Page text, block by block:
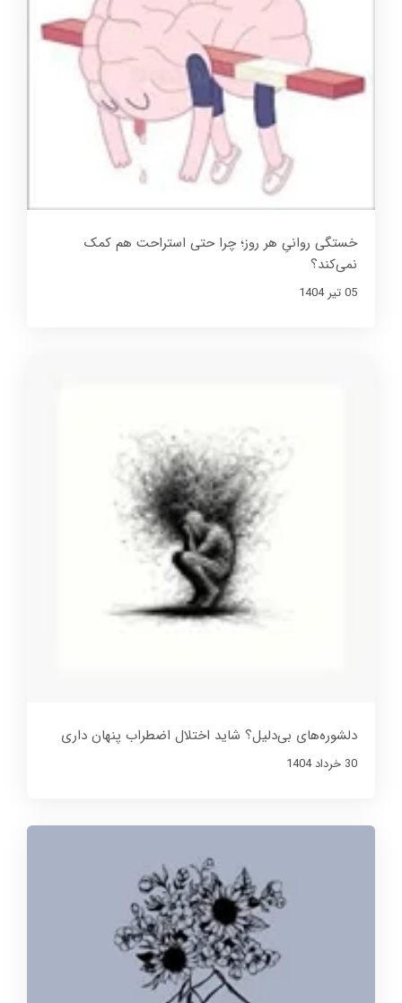
خستگی روانیِ هر روز؛ چرا حتی استراحت هم کمک
نمی‌کند؟
05 تير 1404
دلشوره‌های بی‌دلیل؟ شاید اختلال اضطراب پنهان داری
30 خرداد 1404